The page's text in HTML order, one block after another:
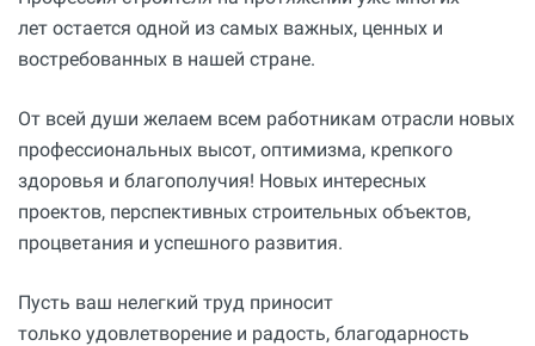
лет остается одной из самых важных, ценных и
востребованных в нашей стране.
От всей души желаем всем работникам отрасли новых
профессиональных высот, оптимизма, крепкого
здоровья и благополучия! Новых интересных
проектов, перспективных строительных объектов,
процветания и успешного развития.
Пусть ваш нелегкий труд приносит
только удовлетворение и радость, благодарность